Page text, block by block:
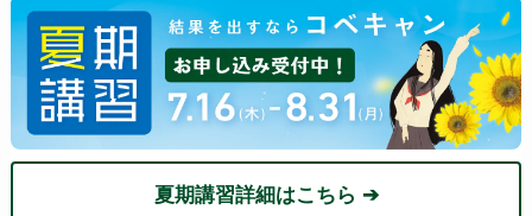
夏期講習詳細はこちら ➔